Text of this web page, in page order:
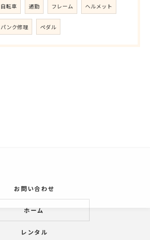
自転車 通勤 フレーム ヘルメット
パンク修理 ペダル
お問い合わせ
ホーム
レンタル